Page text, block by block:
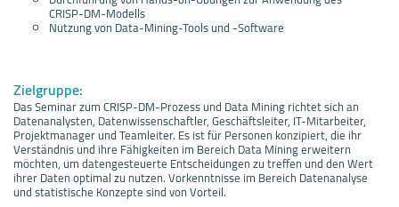
CRISP-DM-Modells
Nutzung von Data-Mining-Tools und -Software
Zielgruppe:
Das Seminar zum CRISP-DM-Prozess und Data Mining richtet sich an
Datenanalysten, Datenwissenschaftler, Geschäftsleiter, IT-Mitarbeiter,
Projektmanager und Teamleiter. Es ist für Personen konzipiert, die ihr
Verständnis und ihre Fähigkeiten im Bereich Data Mining erweitern
möchten, um datengesteuerte Entscheidungen zu treffen und den Wert
ihrer Daten optimal zu nutzen. Vorkenntnisse im Bereich Datenanalyse
und statistische Konzepte sind von Vorteil.